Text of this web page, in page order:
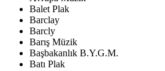
Balet Plak
Barclay
Barcly
Barış Müzik
Başbakanlık B.Y.G.M.
Batı Plak